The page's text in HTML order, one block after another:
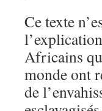
Ce texte
Africains
monde ont
de